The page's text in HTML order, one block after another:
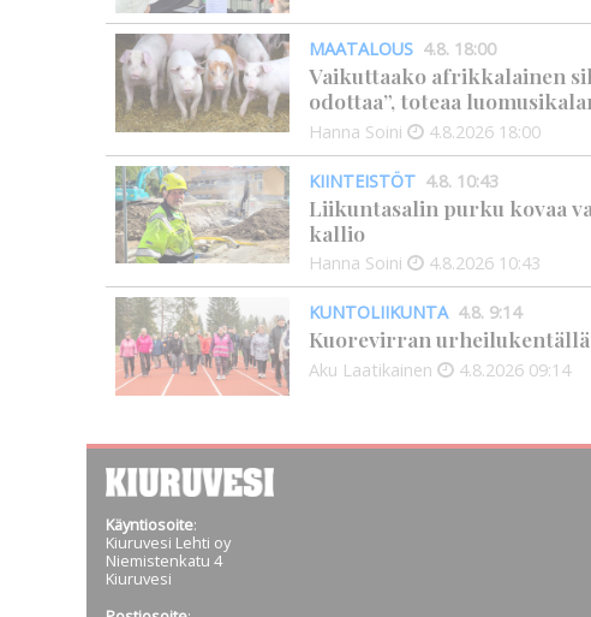
MAATALOUS 4.8. 18:00
Vaikuttaako afrikkalainen
odottaa”, toteaa
Hanna Soini 4.8.2026 18:00
KIINTEISTÖT 4.8. 10:43
Liikuntasalin purku kovaa
kallio
Hanna Soini 4.8.2026 10:43
KUNTOLIIKUNTA 4.8. 9:14
Kuorevirran
Aku Laatikainen 4.8.2026 09:14
Käyntiosoite:
Kiuruvesi Lehti oy
Niemistenkatu 4
Kiuruvesi